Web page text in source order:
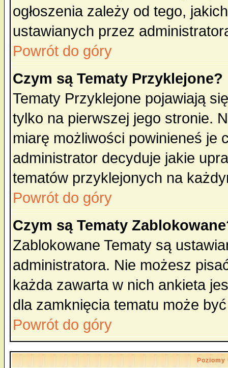
ogłoszenia zależy od tego,
ustawianych przez
Powrót do góry
Czym są Tematy Przyklejone?
Tematy Przyklejone pojawiają
tylko na pierwszej jego stronie.
miarę możliwości powinieneś je
administrator decyduje jakie
tematów przyklejonych na
Powrót do góry
Czym są Tematy
Zablokowane Tematy są
administratora. Nie możesz
każda zawarta w nich ankieta
dla zamknięcia tematu może
Powrót do góry